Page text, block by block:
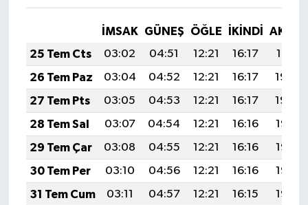
İMSAK GÜNEŞ ÖĞLE İKINDI
25 Tem Cts
03:02 04:51 12:21 16:17
19:41
26 Tem Paz
03:04 04:52 12:21 16:17
19:40
27 Tem Pts
03:05 04:53 12:21 16:17
19:39
28 Tem Sal
03:07 04:54 12:21 16:16
19:38
29 Tem Çar
03:08 04:55 12:21 16:16
19:37
30 Tem Per
03:10 04:56 12:21 16:16
19:36
31 Tem Cum
03:11 04:57 12:21 16:15
19:35